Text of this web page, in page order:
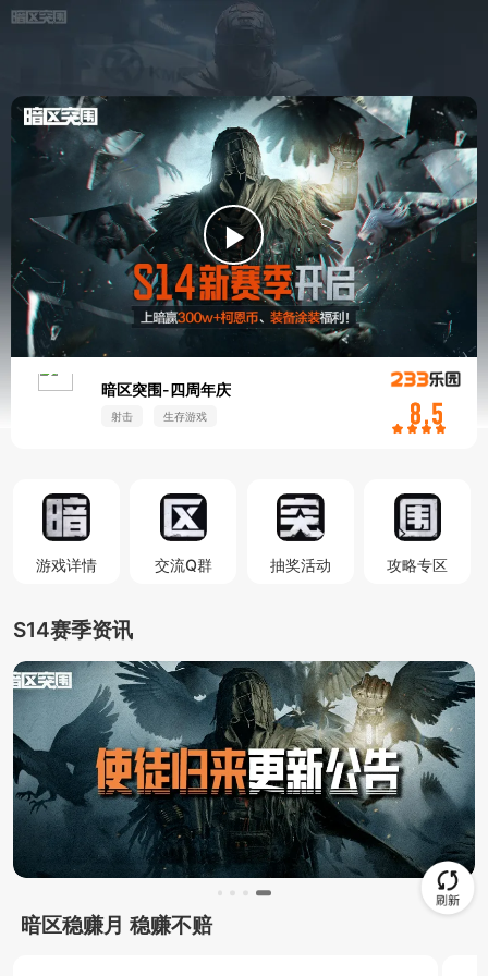
Play
Video
暗区突围-四周年庆
射击 生存游戏
游戏详情 交流Q群 抽奖活动 攻略专区
S14赛季资讯
暗区稳赚月 稳赚不赔